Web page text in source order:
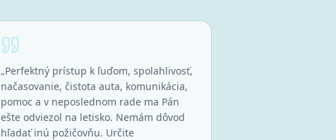
„Perfektný prístup k ľuďom, spolahlivosť,
načasovanie, čistota auta, komunikácia,
pomoc a v neposlednom rade ma Pán
ešte odviezol na letisko. Nemám dôvod
hľadať inú požičovňu. Určite